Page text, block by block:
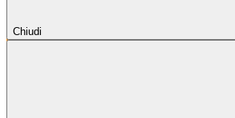
Chiudi